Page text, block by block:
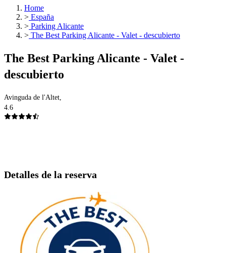
Home
> España
> Parking Alicante
> The Best Parking Alicante - Valet - descubierto
The Best Parking Alicante - Valet -
descubierto
Avinguda de l'Altet,
4.6
Detalles de la reserva